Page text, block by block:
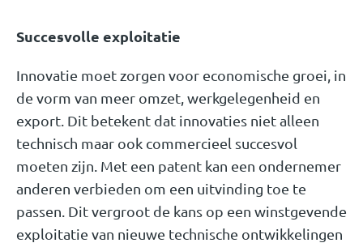
Succesvolle exploitatie
Innovatie moet zorgen voor economische groei, in
de vorm van meer omzet, werkgelegenheid en
export. Dit betekent dat innovaties niet alleen
technisch maar ook commercieel succesvol
moeten zijn. Met een patent kan een ondernemer
anderen verbieden om een uitvinding toe te
passen. Dit vergroot de kans op een winstgevende
exploitatie van nieuwe technische ontwikkelingen